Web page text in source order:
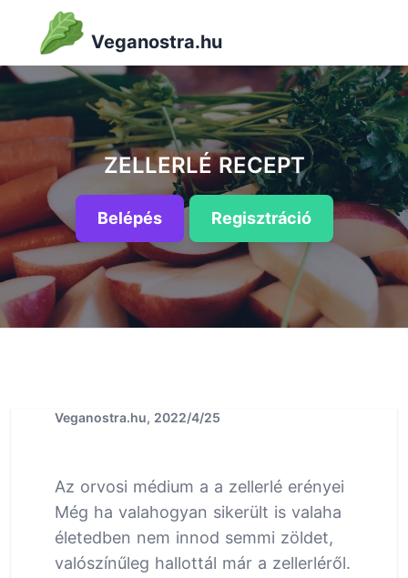
Veganostra.hu
ZELLERLÉ RECEPT
Belépés Regisztráció
Veganostra.hu, 2022/4/25
Az orvosi médium a a zellerlé erényei
Még ha valahogyan sikerült is valaha
életedben nem innod semmi zöldet,
valószínűleg hallottál már a zellerléről.